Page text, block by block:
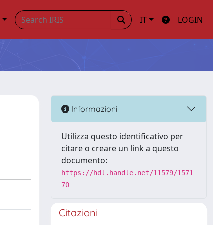
IT LOGIN
Informazioni
Utilizza questo identificativo per
citare o creare un link a questo
documento:
https://hdl.handle.net/11579/1571
70
Citazioni